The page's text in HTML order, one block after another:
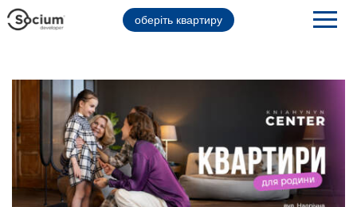
оберіть квартиру